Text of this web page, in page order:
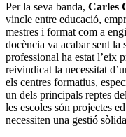
Per la seva banda, Carles
vincle entre educació,
mestres i format com a
docència va acabar sent
professional ha estat l’eix
reivindicat la necessitat
els centres formatius,
un dels principals reptes
les escoles són projectes
necessiten una gestió